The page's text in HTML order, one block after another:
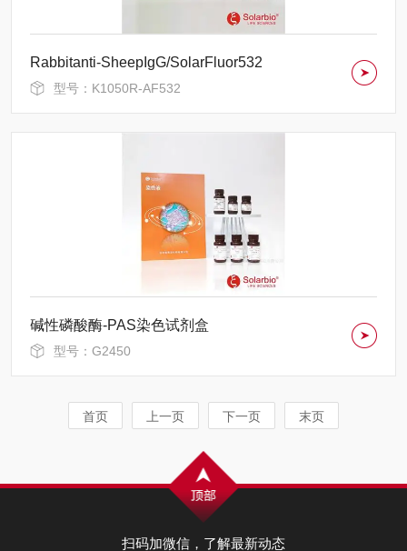
Rabbitanti-SheepIgG/SolarFluor532
型号：K1050R-AF532
碱性磷酸酶-PAS染色试剂盒
型号：G2450
首页 上一页 下一页 末页
扫码加微信，了解最新动态